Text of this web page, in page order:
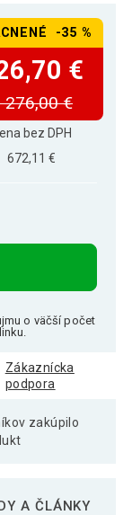
-35 %
€
276,00 €
bez DPH
672,11 €
o väčší počet
Zákaznícka
podpora
zakúpilo
A ČLÁNKY